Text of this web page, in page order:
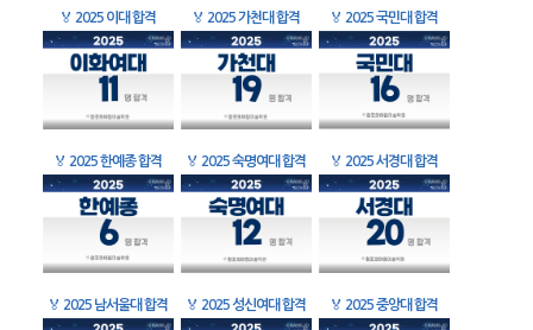
🏅 2025 이대 합격 🏅 2025 가천대 합격 🏅 2025 국민대 합격
🏅 2025 한예종 합격 🏅 2025 숙명여대 합격 🏅 2025 서경대 합격
🏅 2025 남서울대 합격 🏅 2025 성신여대 합격 🏅 2025 중앙대 합격